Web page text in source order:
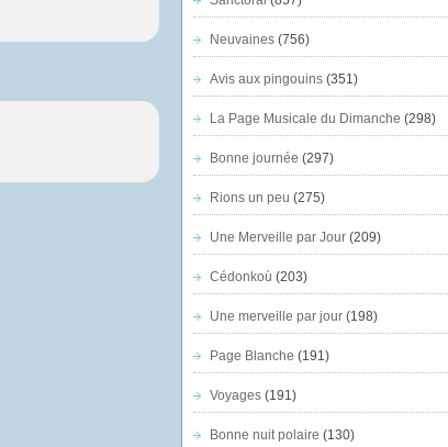
Neuvaines(756)
Avis aux pingouins(351)
La Page Musicale du Dimanche (298)
Bonne journée (297)
Rions un peu (275)
Une Merveille par Jour(209)
Cédonkoù (203)
Une merveille par jour(198)
Page Blanche (191)
Voyages(191)
Bonne nuit polaire (130)